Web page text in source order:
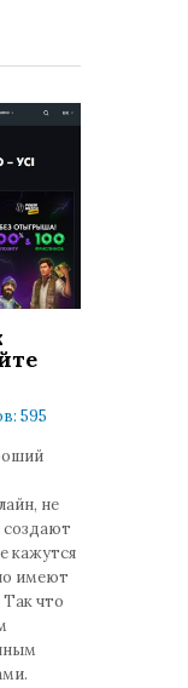
595
не
создают
кажутся
имеют
что